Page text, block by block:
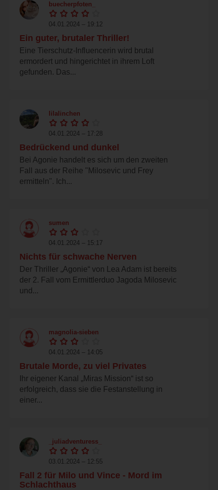
buecherpfoten_
04.01.2024 – 19:12
Ein guter, brutaler Thriller!
Eine Tierschutz-Influencerin wird brutal
ermordert und hingerichtet in ihrem Loft
gefunden. Das...
lilalinchen
04.01.2024 – 17:28
Bedrückend und dunkel
Bei Agonie handelt es sich um den zweiten
Fall aus der Reihe "Milosevic und Frey
ermitteln". Ich...
sumen
04.01.2024 – 15:17
Nichts für schwache Nerven
Der Thriller „Agonie“ von Lea Adam ist bereits
der 2. Fall vom Ermittlerduo Jagoda Milosevic
und...
magnolia-sieben
04.01.2024 – 14:05
Brutale Morde, zu viel Privates
Ihr eigener Kanal „Miras Mission“ ist so
erfolgreich, dass sie die Festanstellung in
einer...
_juliadventuress_
03.01.2024 – 12:55
Fall 2 für Milo und Vince - Mord im
Schlachthaus